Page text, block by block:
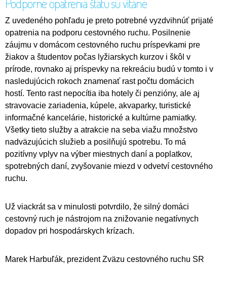
Podporné opatrenia štátu sú vítané
Z uvedeného pohľadu je preto potrebné vyzdvihnúť prijaté
opatrenia na podporu cestovného ruchu. Posilnenie
záujmu v domácom cestovného ruchu príspevkami pre
žiakov a študentov počas lyžiarskych kurzov i škôl v
prírode, rovnako aj príspevky na rekreáciu budú v tomto i v
nasledujúcich rokoch znamenať rast počtu domácich
hostí. Tento rast nepocítia iba hotely či penzióny, ale aj
stravovacie zariadenia, kúpele, akvaparky, turistické
informačné kancelárie, historické a kultúrne pamiatky.
Všetky tieto služby a atrakcie na seba viažu množstvo
nadväzujúcich služieb a posilňujú spotrebu. To má
pozitívny vplyv na výber miestnych daní a poplatkov,
spotrebných daní, zvyšovanie miezd v odvetví cestovného
ruchu.
Už viackrát sa v minulosti potvrdilo, že silný domáci
cestovný ruch je nástrojom na znižovanie negatívnych
dopadov pri hospodárskych krízach.
Marek Harbuľák, prezident Zväzu cestovného ruchu SR